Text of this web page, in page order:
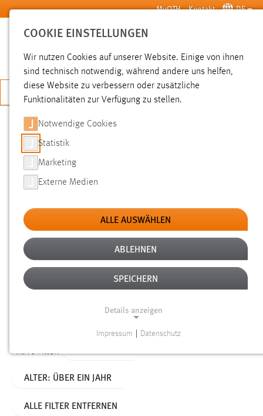
Zum Hauptinhalt springen MyOTH Kontakt DE
SUCHE
JETZT BEWERBEN
SUCHE
FILTER
Typ
Erstellungsdatum
Alter
Aktive Filter:
ALTER: ÜBER EIN JAHR
ALLE FILTER ENTFERNEN
COOKIE EINSTELLUNGEN
Wir nutzen Cookies auf unserer Website. Einige von ihnen
sind technisch notwendig, während andere uns helfen,
diese Website zu verbessern oder zusätzliche
Funktionalitäten zur Verfügung zu stellen.
Notwendige Cookies
Statistik
Marketing
Externe Medien
ALLE AUSWÄHLEN
ABLEHNEN
SPEICHERN
Details anzeigen
Funktionen und sind für die einwandfreie Funktion der
Impressum Datenschutz